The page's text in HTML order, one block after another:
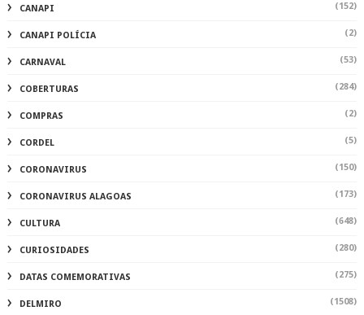
CANAPI (152)
CANAPI POLÍCIA (2)
CARNAVAL (53)
COBERTURAS (284)
COMPRAS (2)
CORDEL (5)
CORONAVIRUS (150)
CORONAVIRUS ALAGOAS (173)
CULTURA (648)
CURIOSIDADES (280)
DATAS COMEMORATIVAS (275)
DELMIRO (1508)